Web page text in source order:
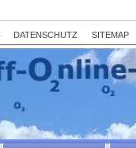
DATENSCHUTZ SITEMAP